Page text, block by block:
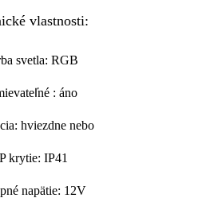
vlastnosti:
svetla: RGB
: áno
: hviezdne nebo
krytie: IP41
napätie: 12V